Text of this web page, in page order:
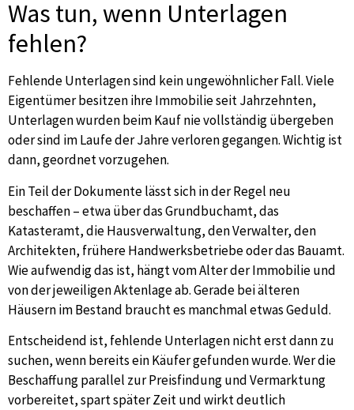
Was tun, wenn Unterlagen
fehlen?
Fehlende Unterlagen sind kein ungewöhnlicher Fall. Viele
Eigentümer besitzen ihre Immobilie seit Jahrzehnten,
Unterlagen wurden beim Kauf nie vollständig übergeben
oder sind im Laufe der Jahre verloren gegangen. Wichtig ist
dann, geordnet vorzugehen.
Ein Teil der Dokumente lässt sich in der Regel neu
beschaffen – etwa über das Grundbuchamt, das
Katasteramt, die Hausverwaltung, den Verwalter, den
Architekten, frühere Handwerksbetriebe oder das Bauamt.
Wie aufwendig das ist, hängt vom Alter der Immobilie und
von der jeweiligen Aktenlage ab. Gerade bei älteren
Häusern im Bestand braucht es manchmal etwas Geduld.
Entscheidend ist, fehlende Unterlagen nicht erst dann zu
suchen, wenn bereits ein Käufer gefunden wurde. Wer die
Beschaffung parallel zur Preisfindung und Vermarktung
vorbereitet, spart später Zeit und wirkt deutlich